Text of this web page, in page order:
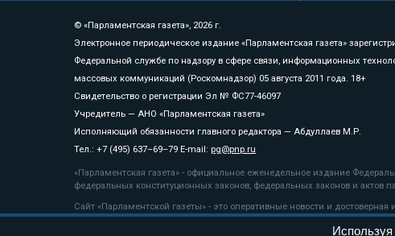
© «Парламентская газета», 2026 г.
Электронное периодическое издание «Парламентская газета»
Федеральной службе по надзору в сфере связи, информационных
массовых коммуникаций (Роскомнадзор) 05 августа 2011 года. 18+
Свидетельство о регистрации Эл № ФС77-46097
Учредитель — АНО «Парламентская газета»
Исполняющий обязанности главного редактора — Абдуллаев М.Р.
Тел.: +7 (495) 637–69–79 E-mail: pg@pnp.ru
«Парламентская газета» - официальное еженедельное издание
федеральных конституционных законов, федеральных законов и актов
Сайт «Парламентской газеты» - это оперативные новости и
«Парламентской газеты» активная ссылка на pnp.ru обязательна.